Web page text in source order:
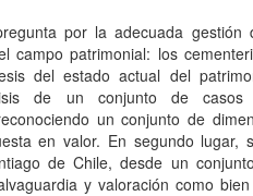
por la adecuada gestión
campo patrimonial: los
del estado actual del
de un conjunto de casos
un conjunto de
en valor. En segundo lugar,
de Chile, desde un
y valoración como